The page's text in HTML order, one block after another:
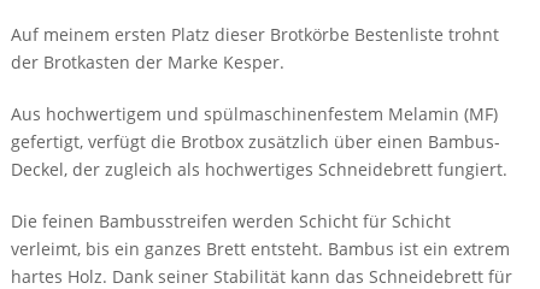
Auf meinem ersten Platz dieser Brotkörbe Bestenliste trohnt
der Brotkasten der Marke Kesper.
Aus hochwertigem und spülmaschinenfestem Melamin (MF)
gefertigt, verfügt die Brotbox zusätzlich über einen Bambus-
Deckel, der zugleich als hochwertiges Schneidebrett fungiert.
Die feinen Bambusstreifen werden Schicht für Schicht
verleimt, bis ein ganzes Brett entsteht. Bambus ist ein extrem
hartes Holz. Dank seiner Stabilität kann das Schneidebrett für